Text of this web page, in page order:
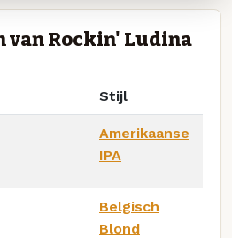
van Rockin' Ludina
Stijl
Amerikaanse
IPA
Belgisch
Blond